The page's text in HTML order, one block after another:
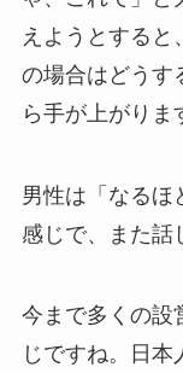
えようとすると
の場合はどうす
ら手が上がりま
男性は「なるほ
感じで、また話
今まで多くの設
じですね。日